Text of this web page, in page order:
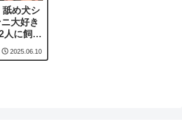
舐め犬シ
大好き
人に飼わ
2025.06.10